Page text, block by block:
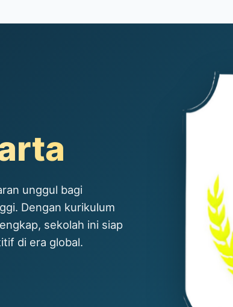
unggul bagi
Dengan kurikulum
sekolah ini siap
di era global.